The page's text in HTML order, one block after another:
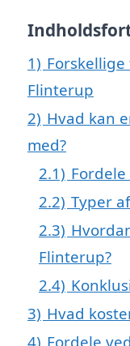
1)
Flinterup
2) Hvad kan
med?
2.1)
2.2) Typer
2.3)
Flinterup?
2.4)
3) Hvad
4) Fordele